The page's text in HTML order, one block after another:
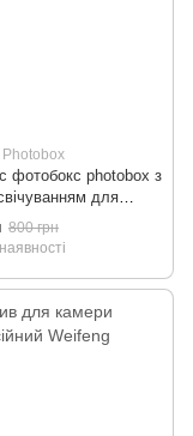
Photobox
фотобокс photobox з
для
зйомки 40см
800 грн